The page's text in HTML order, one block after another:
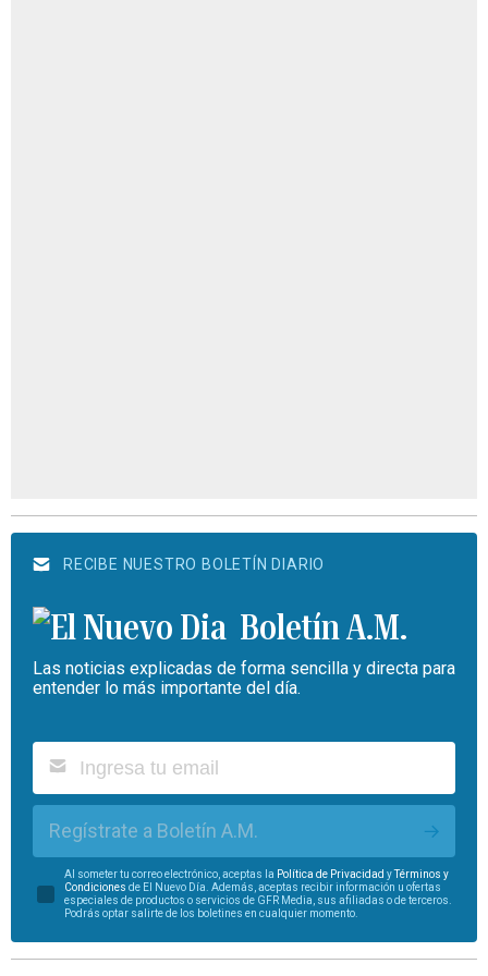
RECIBE NUESTRO BOLETÍN DIARIO
Boletín A.M.
Las noticias explicadas de forma sencilla y directa para
entender lo más importante del día.
Regístrate a Boletín A.M.
Al someter tu correo electrónico, aceptas la Política de Privacidad yTérminos y
Condiciones de El Nuevo Día. Además, aceptas recibir información u ofertas
especiales de productos o servicios de GFR Media, sus afiliadas o de terceros.
Podrás optar salirte de los boletines en cualquier momento.